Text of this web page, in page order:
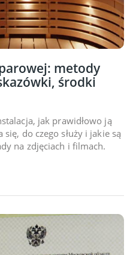
metody
środki
jak prawidłowo ją
się, do czego służy i jakie są
na zdjęciach i filmach.